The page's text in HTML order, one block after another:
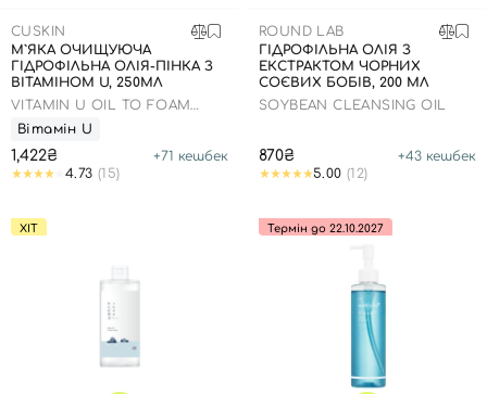
Креми для тіла з SPF
Мініатюри
Карбоксітерапія
Бʼюті гаджети
Набори
Шия і декольте
Спеціальний догляд
Для дітей
Для чоловіків
Дезодоранти
Засоби для інтимної гігієни
Автозасмага для тіла
CUSKIN
М`ЯКА ОЧИЩУЮЧА
ГІДРОФІЛЬНА ОЛІЯ-ПІНКА З
ВІТАМІНОМ U, 250МЛ
VITAMIN U OIL TO FOAM
CLEANSER
Вітамін U
1,422₴ +71 кешбек
4.73 (15)
ROUND LAB
ГІДРОФІЛЬНА ОЛІЯ З
ЕКСТРАКТОМ ЧОРНИХ
СОЄВИХ БОБІВ, 200 МЛ
SOYBEAN CLEANSING OIL
870₴ +43 кешбек
5.00 (12)
ХІТ Термін до 22.10.2027